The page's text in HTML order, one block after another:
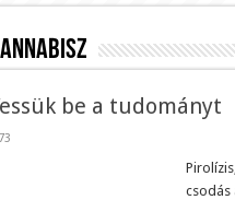
alkalmazás letöltése
lejátszási lista
be a tudományt
csodás